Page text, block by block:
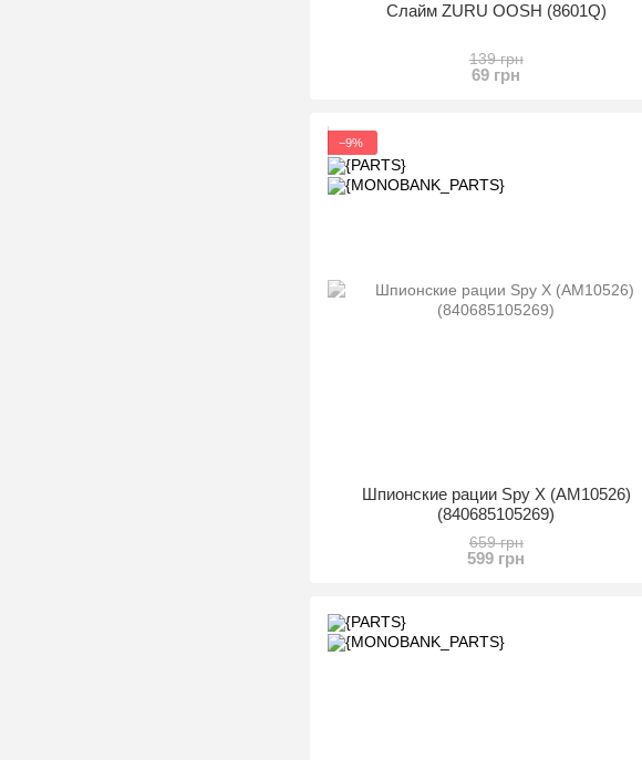
Слайм ZURU OOSH (8601Q)
139 грн
69 грн
−9%
Шпионские рации Spy X (AM10526)
(840685105269)
659 грн
599 грн